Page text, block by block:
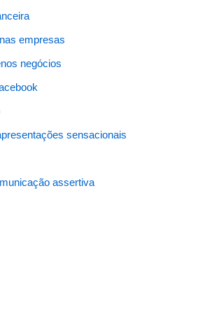
empresas
negócios
sensacionais
assertiva